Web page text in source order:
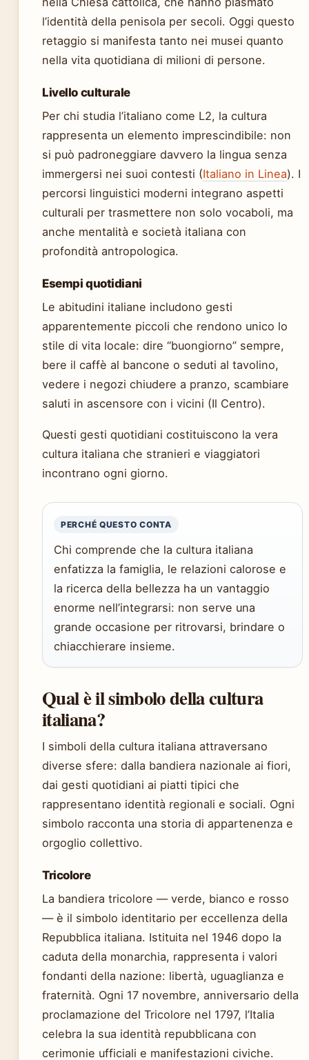
l’identità della penisola per secoli. Oggi questo
retaggio si manifesta tanto nei musei quanto
nella vita quotidiana di milioni di persone.
Livello culturale
Per chi studia l’italiano come L2, la cultura
rappresenta un elemento imprescindibile: non
si può padroneggiare davvero la lingua senza
immergersi nei suoi contesti (Italiano in Linea). I
percorsi linguistici moderni integrano aspetti
culturali per trasmettere non solo vocaboli, ma
anche mentalità e società italiana con
profondità antropologica.
Esempi quotidiani
Le abitudini italiane includono gesti
apparentemente piccoli che rendono unico lo
stile di vita locale: dire “buongiorno” sempre,
bere il caffè al bancone o seduti al tavolino,
vedere i negozi chiudere a pranzo, scambiare
saluti in ascensore con i vicini (Il Centro).
Questi gesti quotidiani costituiscono la vera
cultura italiana che stranieri e viaggiatori
incontrano ogni giorno.
PERCHÉ QUESTO CONTA
Chi comprende che la cultura italiana
enfatizza la famiglia, le relazioni calorose e
la ricerca della bellezza ha un vantaggio
enorme nell’integrarsi: non serve una
grande occasione per ritrovarsi, brindare o
chiacchierare insieme.
Qual è il simbolo della cultura
italiana?
I simboli della cultura italiana attraversano
diverse sfere: dalla bandiera nazionale ai fiori,
dai gesti quotidiani ai piatti tipici che
rappresentano identità regionali e sociali. Ogni
simbolo racconta una storia di appartenenza e
orgoglio collettivo.
Tricolore
La bandiera tricolore — verde, bianco e rosso
— è il simbolo identitario per eccellenza della
Repubblica italiana. Istituita nel 1946 dopo la
caduta della monarchia, rappresenta i valori
fondanti della nazione: libertà, uguaglianza e
fraternità. Ogni 17 novembre, anniversario della
proclamazione del Tricolore nel 1797, l’Italia
celebra la sua identità repubblicana con
cerimonie ufficiali e manifestazioni civiche.